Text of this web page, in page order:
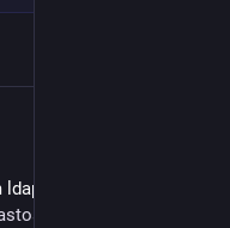
to oidc. I am posting